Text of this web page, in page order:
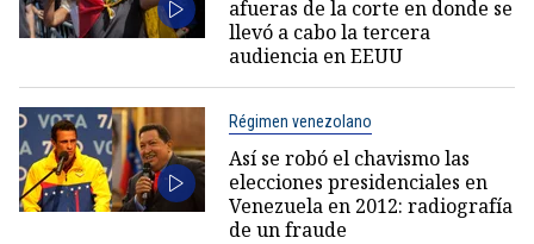
afueras de la corte en donde se
llevó a cabo la tercera
audiencia en EEUU
Régimen venezolano
Así se robó el chavismo las
elecciones presidenciales en
Venezuela en 2012: radiografía
de un fraude